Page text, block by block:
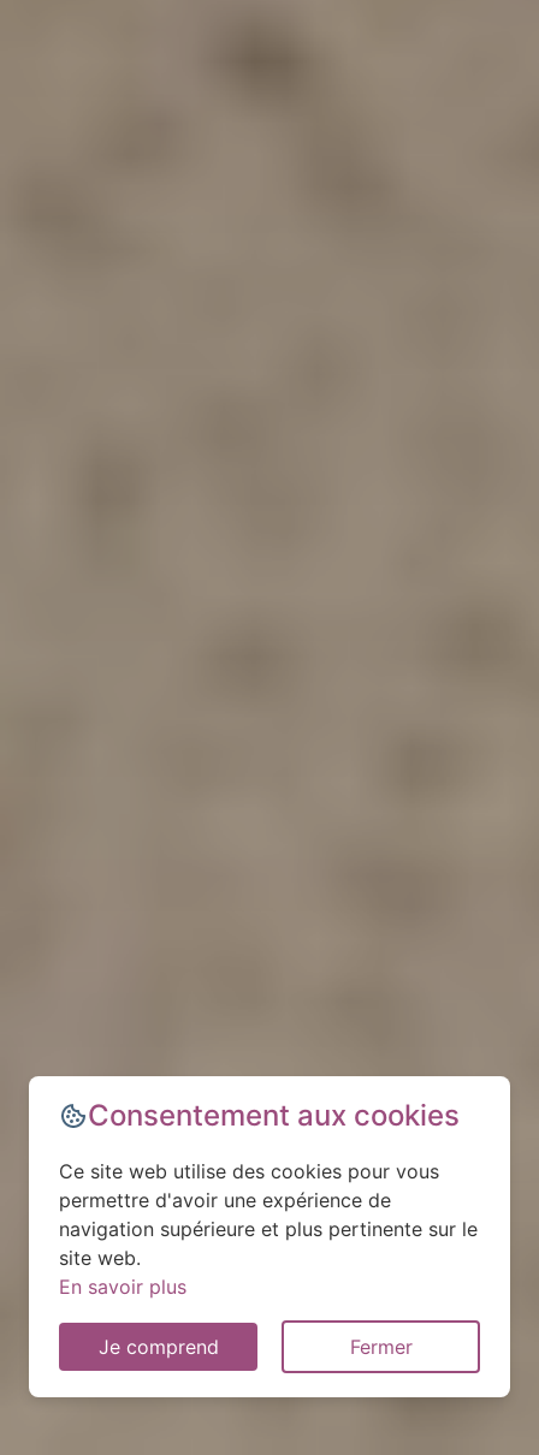
Consentement aux cookies
Ce site web utilise des cookies pour vous
permettre d'avoir une expérience de
navigation supérieure et plus pertinente sur le
site web.
En savoir plus
Je comprend Fermer